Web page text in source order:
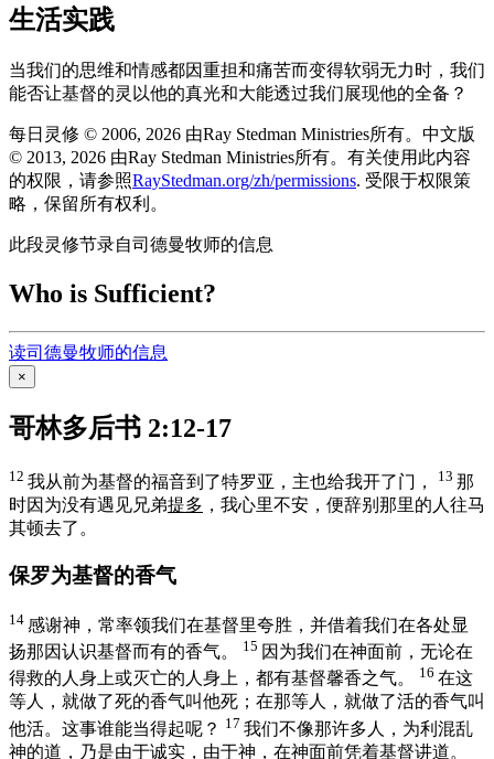
生活实践
当我们的思维和情感都因重担和痛苦而变得软弱无力时，我们
能否让基督的灵以他的真光和大能透过我们展现他的全备？
每日灵修 © 2006, 2026 由Ray Stedman Ministries所有。中文版
© 2013, 2026 由Ray Stedman Ministries所有。有关使用此内容
的权限，请参照RayStedman.org/zh/permissions. 受限于权限策
略，保留所有权利。
此段灵修节录自司德曼牧师的信息
Who is Sufficient?
读司德曼牧师的信息
×
哥林多后书 2:12-17
12 我从前为基督的福音到了特罗亚 ，主也给我开了门， 13 那
时因为没有遇见兄弟提多 ，我心里不安，便辞别那里的人往马
其顿去了。
保罗为基督的香气
14 感谢神，常率领我们在基督里夸胜，并借着我们在各处显
扬那因认识基督而有的香气。
15 因为我们在神面前，无论在
得救的人身上或灭亡的人身上，都有基督馨香之气。
16 在这
等人，就做了死的香气叫他死；在那等人，就做了活的香气叫
他活。这事谁能当得起呢？ 17 我们不像那许多人，为利混乱
神的道，乃是由于诚实，由于神，在神面前凭着基督讲道。